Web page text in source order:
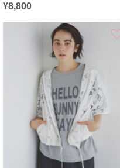
¥8,800